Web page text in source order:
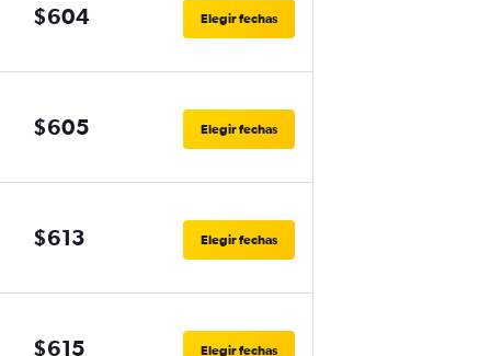
$604 Elegir fechas
$605 Elegir fechas
$613 Elegir fechas
$615 Elegir fechas